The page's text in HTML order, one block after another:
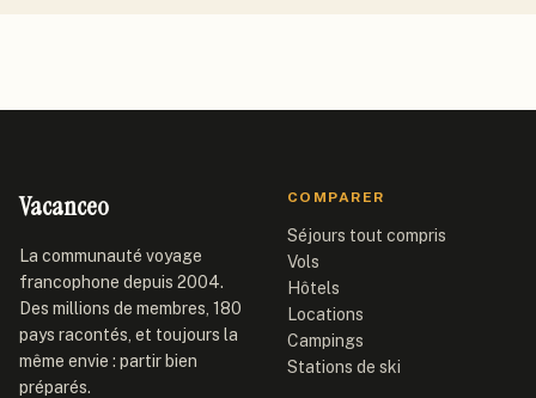
Vacanceo
La communauté voyage
francophone depuis 2004.
Des millions de membres, 180
pays racontés, et toujours la
même envie : partir bien
préparés.
COMPARER
Séjours tout compris
Vols
Hôtels
Locations
Campings
Stations de ski